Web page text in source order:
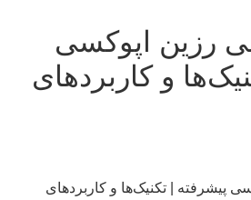
رزین اپوکسی
و کاربردهای
پیشرفته | تکنیک‌ها و کاربردهای